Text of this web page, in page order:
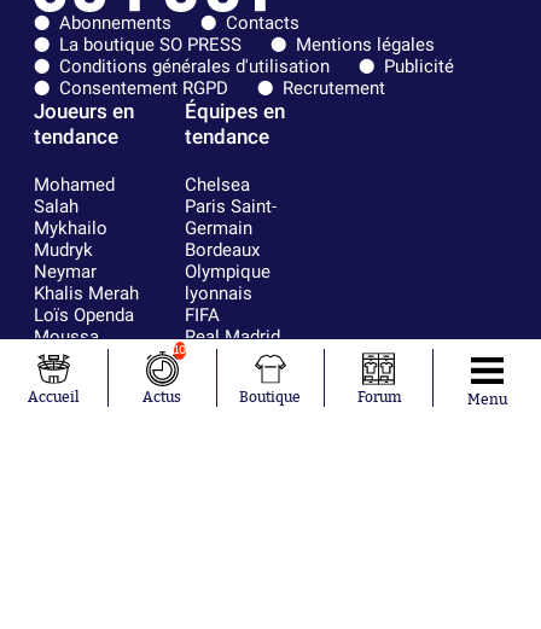
Abonnements
Contacts
La boutique SO PRESS
Mentions légales
Conditions générales d'utilisation
Publicité
Consentement RGPD
Recrutement
Joueurs en
tendance
Mohamed
Salah
Mykhailo
Mudryk
Neymar
Khalis Merah
Loïs Openda
Moussa
Niakhaté
Nicolás
Tagliafico
Équipes en
tendance
Chelsea
Paris Saint-
Germain
Bordeaux
Olympique
lyonnais
FIFA
Real Madrid
RC Strasbourg
France
Accueil
10
Actus Boutique Forum Menu